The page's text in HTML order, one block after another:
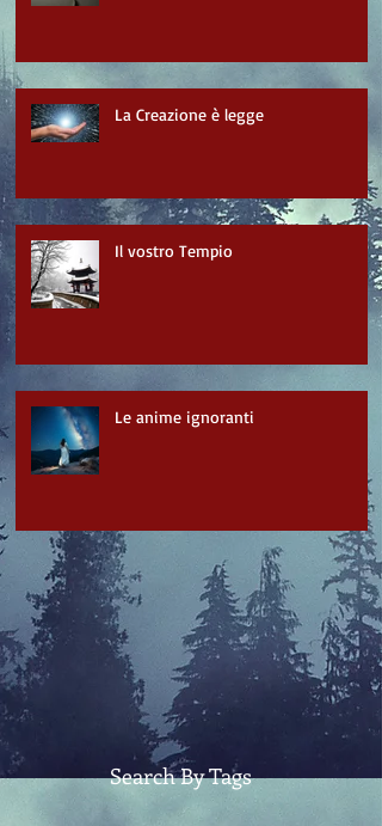
La Creazione è legge
Il vostro Tempio
Le anime ignoranti
Search By Tags